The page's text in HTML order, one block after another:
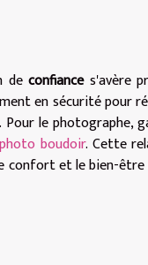
de confiances'avère
en sécurité pour
le photographe,
boudoir. Cette
confort et le bien-